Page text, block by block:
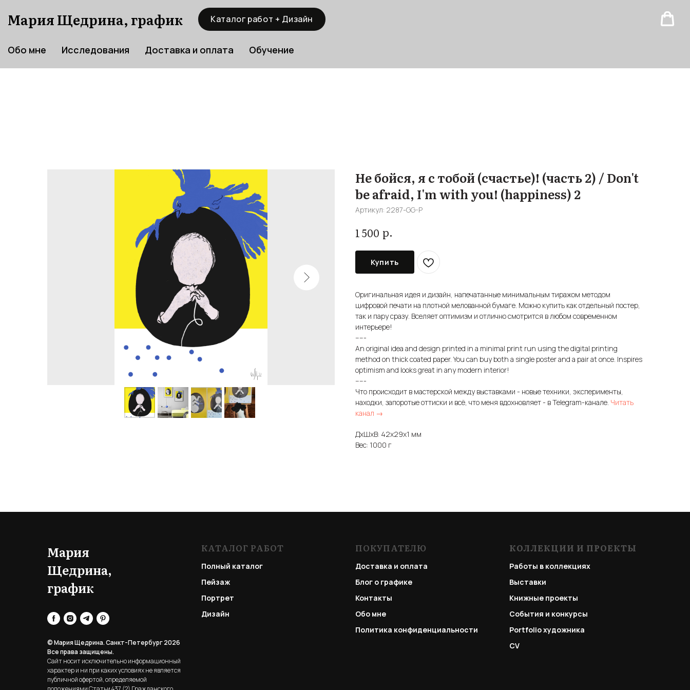
Мария Щедрина, график Каталог работ + Дизайн
Обо мне Исследования Доставка и оплата Обучение
Не бойся, я с тобой (счастье)! (часть 2) / Don't
be afraid, I'm with you! (happiness) 2
Артикул: 2287-GG-P
1 500 р.
Купить
Оригинальная идея и дизайн, напечатанные минимальным тиражом методом
цифровой печати на плотной мелованной бумаге. Можно купить как отдельный постер,
так и пару сразу. Вселяет оптимизм и отлично смотрится в любом современном
интерьере!
-----
An original idea and design printed in a minimal print run using the digital printing
method on thick coated paper. You can buy both a single poster and a pair at once. Inspires
optimism and looks great in any modern interior!
-----
Что происходит в мастерской между выставками - новые техники, эксперименты,
находки, запоротые оттиски и всё, что меня вдохновляет - в Telegram-канале. Читать
канал →
ДxШxВ: 42x29x1 мм
Вес: 1000 г
Мария
Щедрина,
график
© Мария Щедрина. Санкт-Петербург 2026
Все права защищены.
Сайт носит исключительно информационный
характер и ни при каких условиях не является
публичной офертой, определяемой
КАТАЛОГ РАБОТ
Полный каталог
Пейзаж
Портрет
Дизайн
ПОКУПАТЕЛЮ
Доставка и оплата
Блог о графике
Контакты
Обо мне
Политика конфиденциальности
КОЛЛЕКЦИИ И ПРОЕКТЫ
Работы в коллекциях
Выставки
Книжные проекты
События и конкурсы
Portfolioхудожника
CV